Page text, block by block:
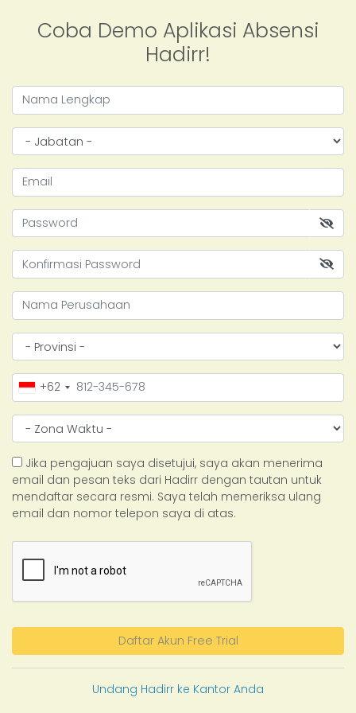
Coba Demo Aplikasi Absensi
Hadirr!
+62
Jika pengajuan saya disetujui, saya akan menerima
email dan pesan teks dari Hadirr dengan tautan untuk
mendaftar secara resmi. Saya telah memeriksa ulang
email dan nomor telepon saya di atas.
Daftar Akun Free Trial
Undang Hadirr ke Kantor Anda